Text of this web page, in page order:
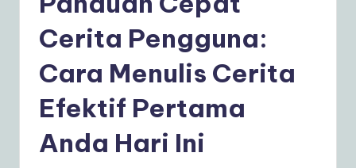
In
Cerita Pengguna:
Cara Menulis Cerita
Efektif Pertama
Anda Hari Ini